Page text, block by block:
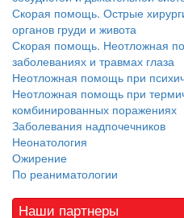
Скорая помощь. Острые
органов груди и живота
Скорая помощь. Неотложная
заболеваниях и травмах глаза
Неотложная помощь при
Неотложная помощь при
комбинированных поражениях
Заболевания надпочечников
Неонатология
Ожирение
По реаниматологии
Наши партнеры